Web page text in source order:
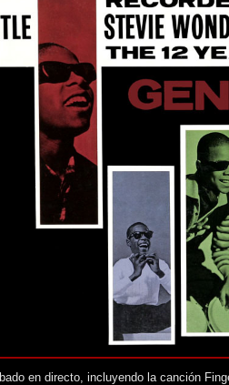
en directo, incluyendo la canción